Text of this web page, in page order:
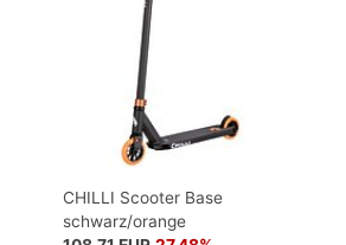
CHILLI Scooter Base
schwarz/orange